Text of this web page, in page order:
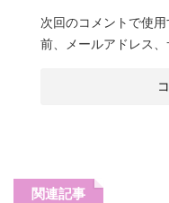
次回のコメントで使
前、メールアドレス、
関連記事